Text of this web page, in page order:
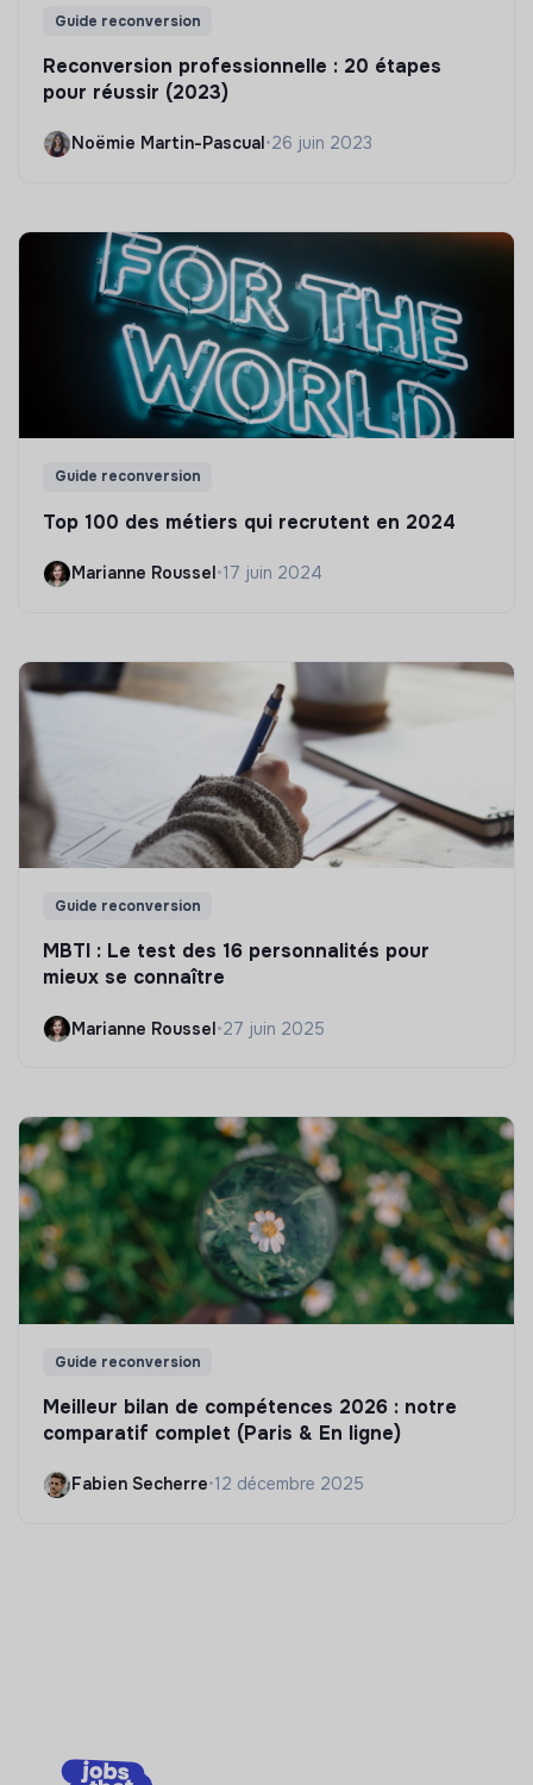
Guide reconversion
Reconversion professionnelle : 20 étapes
pour réussir (2023)
Noëmie Martin-Pascual •26 juin 2023
Guide reconversion
Top 100 des métiers qui recrutent en 2024
Marianne Roussel•17 juin 2024
Guide reconversion
MBTI : Le test des 16 personnalités pour
mieux se connaître
Marianne Roussel•27 juin 2025
Guide reconversion
Meilleur bilan de compétences 2026 : notre
comparatif complet (Paris & En ligne)
Fabien Secherre•12 décembre 2025